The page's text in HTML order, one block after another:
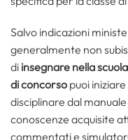
Salvo indicazioni
generalmente non
di insegnare nella
di concorso puoi
disciplinare dal
conoscenze acquisite
commentati e